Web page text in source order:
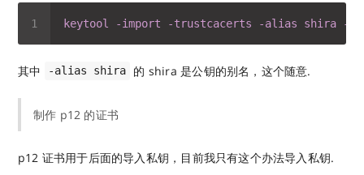
keytool -import -trustcacerts -alias shira -
其中 -alias shira 的 shira 是公钥的别名，这个随意.
制作 p12 的证书
p12 证书用于后面的导入私钥，目前我只有这个办法导入私钥.